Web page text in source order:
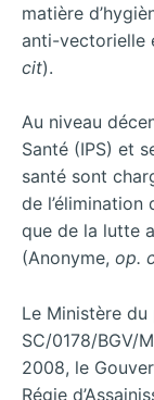
matière
anti-vectorielle
cit).
Au niveau
Santé (IPS) et
santé sont
de l’élimination
que de la lutte
(Anonyme, op.
Le Ministère du
SC/0178/BGV/
2008, le
Régie